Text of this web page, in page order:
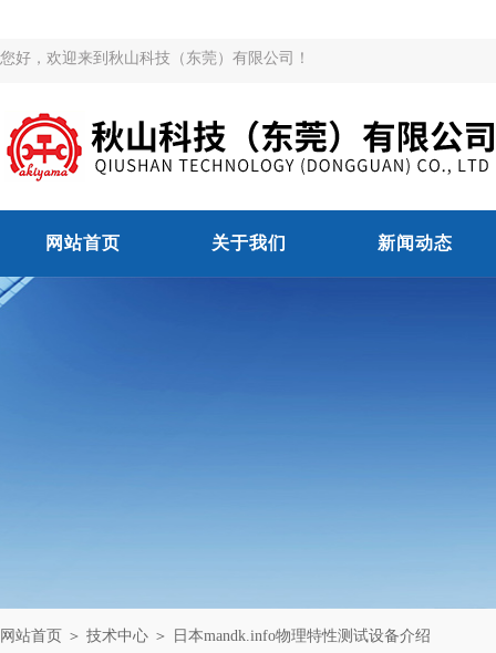
您好，欢迎来到秋山科技（东莞）有限公司！
网站首页 关于我们 新闻动态
网站首页 ＞ 技术中心 ＞ 日本mandk.info物理特性测试设备介绍